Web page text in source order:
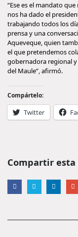
“Ese es el mandato
nos ha dado el
trabajando todos los
prensa y una
Aqueveque, quien
el que pretendemos
gobernadora regional
del Maule”, afirmó.
Compártelo:
Twitter
Compartir